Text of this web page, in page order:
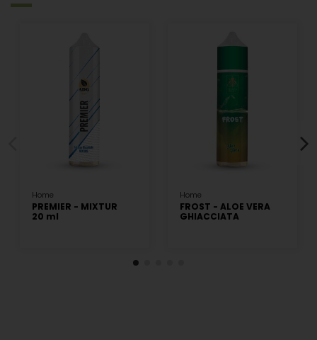
Home
PREMIER - MIXTUR
20 ml
Home
FROST - ALOE VERA
GHIACCIATA